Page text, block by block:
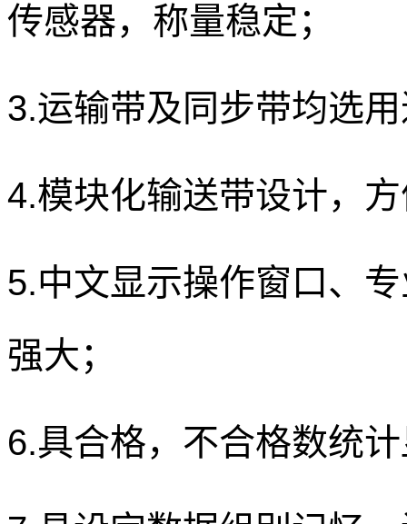
传感器，称量稳定；
3.运输带及同步带均选
4.模块化输送带设计，
5.中文显示操作窗口、
强大；
6.具合格，不合格数统